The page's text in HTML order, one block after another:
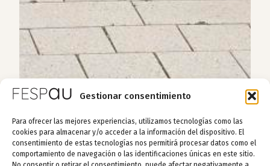
Gestionar consentimiento
Para ofrecer las mejores experiencias, utilizamos tecnologías como las
cookies para almacenar y/o acceder a la información del dispositivo. El
consentimiento de estas tecnologías nos permitirá procesar datos como el
comportamiento de navegación o las identificaciones únicas en este sitio.